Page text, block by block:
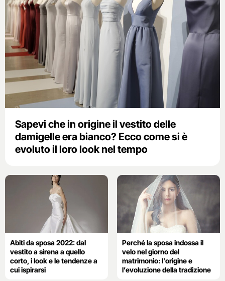
Sapevi che in origine il vestito delle
damigelle era bianco? Ecco come si è
evoluto il loro look nel tempo
Abiti da sposa 2022: dal
vestito a sirena a quello
corto, i look e le tendenze a
cui ispirarsi
Perché la sposa indossa il
velo nel giorno del
matrimonio: l’origine e
l’evoluzione della tradizione